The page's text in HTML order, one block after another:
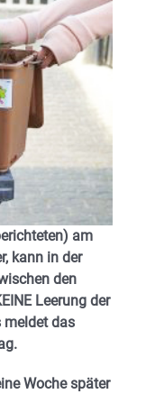
am
kann in der
den
Leerung der
meldet das
Woche später